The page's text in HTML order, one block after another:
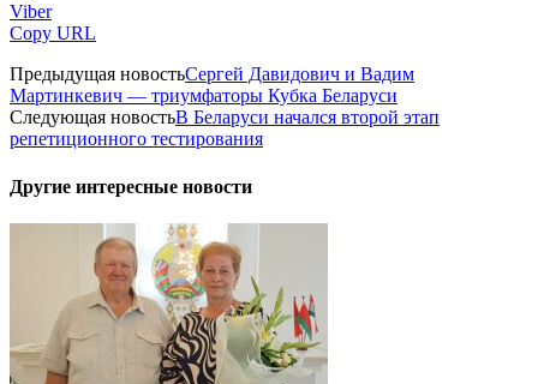
Viber
Copy URL
Предыдущая новостьСергей Давидович и Вадим
Мартинкевич — триумфаторы Кубка Беларуси
Следующая новостьВ Беларуси начался второй этап
репетиционного тестирования
Другие интересные новости